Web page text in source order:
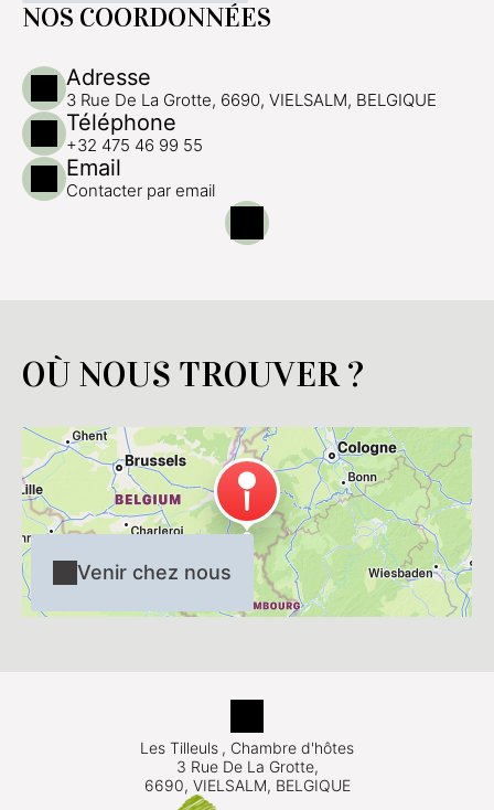
NOS COORDONNÉES
Adresse
3 Rue De La Grotte, 6690, VIELSALM, BELGIQUE
Téléphone
+32 475 46 99 55
Email
Contacter par email
OÙ NOUS TROUVER ?
Venir chez nous
Les Tilleuls , Chambre d'hôtes
3 Rue De La Grotte,
6690, VIELSALM, BELGIQUE